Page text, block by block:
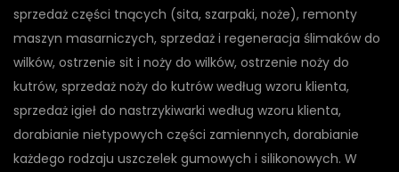
sprzedaż części tnących (sita, szarpaki, noże), remonty
maszyn masarniczych, sprzedaż i regeneracja ślimaków do
wilków, ostrzenie sit i noży do wilków, ostrzenie noży do
kutrów, sprzedaż noży do kutrów według wzoru klienta,
sprzedaż igieł do nastrzykiwarki według wzoru klienta,
dorabianie nietypowych części zamiennych, dorabianie
każdego rodzaju uszczelek gumowych i silikonowych. W